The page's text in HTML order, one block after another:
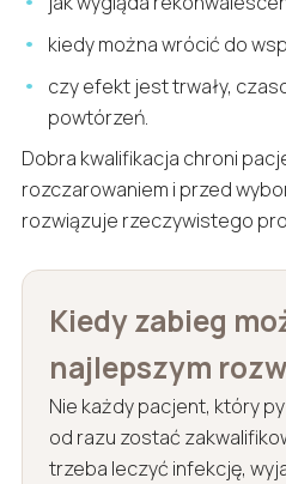
kiedy można wrócić do
czy efekt jest trwały,
powtórzeń.
Dobra kwalifikacja chroni
rozczarowaniem i przed
rozwiązuje rzeczywistego
Kiedy zabieg
najlepszym
Nie każdy pacjent, który
od razu zostać
trzeba leczyć infekcję,